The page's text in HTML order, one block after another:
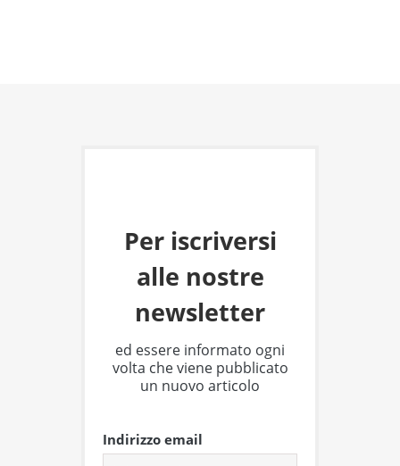
Per iscriversi
alle nostre
newsletter
ed essere informato ogni
volta che viene pubblicato
un nuovo articolo
Indirizzo email